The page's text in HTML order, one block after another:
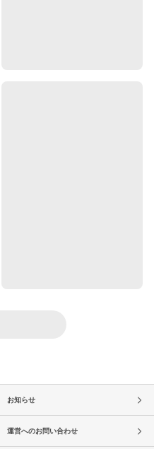
お知らせ
運営へのお問い合わせ